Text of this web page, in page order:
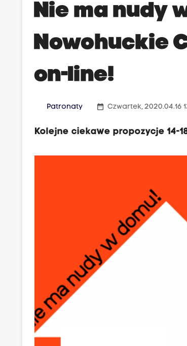
Nie ma nudy
Nowohuckie
on-line!
Patronaty date_range Czwartek, 2020.04.16
Kolejne ciekawe propozycje 14-